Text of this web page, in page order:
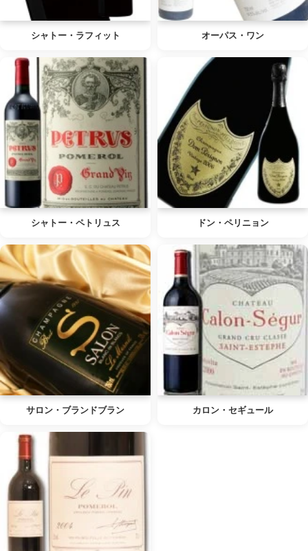
シャトー・ラフィット オーパス・ワン
シャトー・ペトリュス ドン・ペリニョン
サロン・ブランドブラン カロン・セギュール